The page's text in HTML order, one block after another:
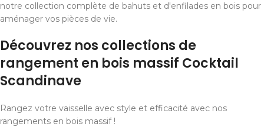
notre collection complète de bahuts et d'enfilades en bois pour
aménager vos pièces de vie.
Découvrez nos collections de
rangement en bois massif Cocktail
Scandinave
Rangez votre vaisselle avec style et efficacité avec nos
rangements en bois massif !